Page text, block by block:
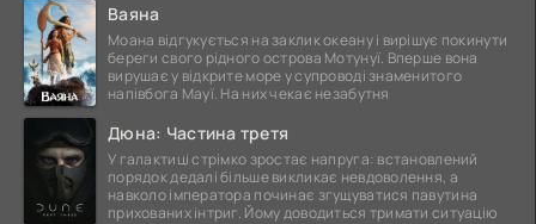
Ваяна
Моана відгукується на заклик океану і вирішує покинути
береги свого рідного острова Мотунуї. Вперше вона
вирушає у відкрите море у супроводі знаменитого
напівбога Мауї. На них чекає незабутня
Дюна: Частина третя
У галактиці стрімко зростає напруга: встановлений
порядок дедалі більше викликає невдоволення, а
навколо імператора починає згущуватися павутина
прихованих інтриг. Йому доводиться тримати ситуацію